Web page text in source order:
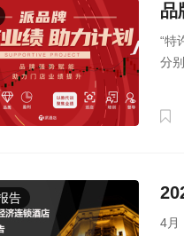
品
“特
分
告
4月